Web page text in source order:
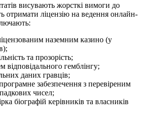
висувають жорсткі вимоги до
отримати ліцензію на ведення онлайн-
наземним казино (у
та прозорість;
відповідального гемблінгу;
даних гравців;
забезпечення з перевіреним
чисел;
біографій керівників та власників